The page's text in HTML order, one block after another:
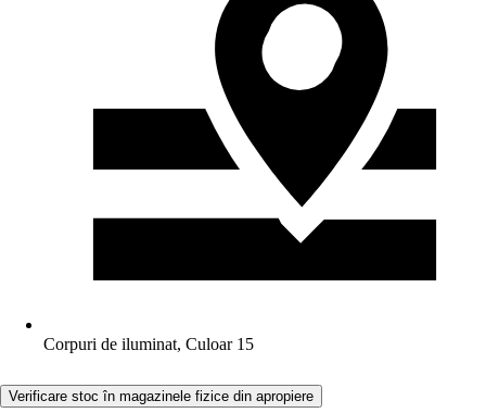
Corpuri de iluminat, Culoar 15
Verificare stoc în magazinele fizice din apropiere